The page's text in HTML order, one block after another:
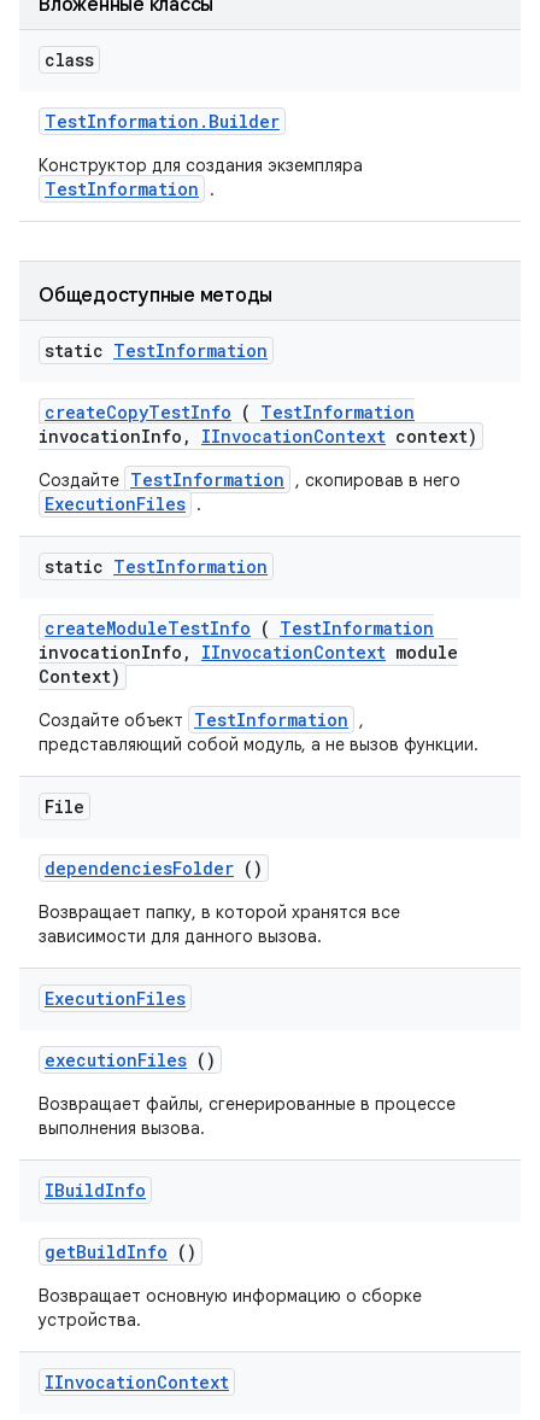
Вложенные классы
class
TestInformation . Builder
Конструктор для создания экземпляра
TestInformation .
Общедоступные методы
static TestInformation
createCopyTestInfo ( TestInformation
invocationInfo , IInvocationContext context)
Создайте TestInformation , скопировав в него
ExecutionFiles .
static TestInformation
createModuleTestInfo ( TestInformation
invocationInfo , IInvocationContext module
Context)
Создайте объект TestInformation
,
представляющий собой модуль, а не вызов функции.
File
dependenciesFolder ()
Возвращает папку, в которой хранятся все
зависимости для данного вызова.
ExecutionFiles
executionFiles ()
Возвращает файлы, сгенерированные в процессе
выполнения вызова.
IBuildInfo
getBuildInfo ()
Возвращает основную информацию о сборке
устройства.
IInvocationContext